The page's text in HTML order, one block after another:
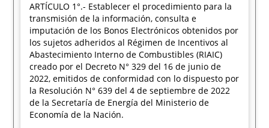
ARTÍCULO 1°.- Establecer el procedimiento para la
transmisión de la información, consulta e
imputación de los Bonos Electrónicos obtenidos por
los sujetos adheridos al Régimen de Incentivos al
Abastecimiento Interno de Combustibles (RIAIC)
creado por el Decreto N° 329 del 16 de junio de
2022, emitidos de conformidad con lo dispuesto por
la Resolución N° 639 del 4 de septiembre de 2022
de la Secretaría de Energía del Ministerio de
Economía de la Nación.